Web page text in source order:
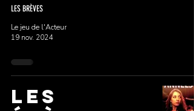
LES BRÈVES
Le jeu de l'Acteur
19 nov. 2024
LES